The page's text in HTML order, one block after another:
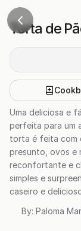
Torta de
Uma deliciosa e
perfeita para um
torta é feita com
presunto, ovos e
reconfortante e
simples e
caseiro e
By: Paloma